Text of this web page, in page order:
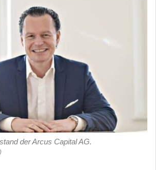
der Arcus Capital AG.